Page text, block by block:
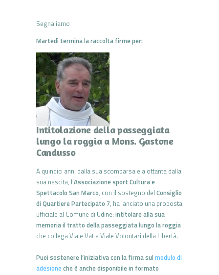
Segnaliamo
Martedì termina la raccolta firme per:
Intitolazione della passeggiata
lungo la roggia a Mons. Gastone
Candusso
A quindici anni dalla sua scomparsa e a ottanta dalla
sua nascita, l’Associazione sport Cultura e
Spettacolo San Marco, con il sostegno del Consiglio
di Quartiere Partecipato 7, ha lanciato una proposta
ufficiale al Comune di Udine: intitolare alla sua
memoria il tratto della passeggiata lungo la roggia
che collega Viale Vat a Viale Volontari della Libertà.
Puoi sostenere l’iniziativa con la firma sul modulo di
adesioneche è anche disponibile in formato